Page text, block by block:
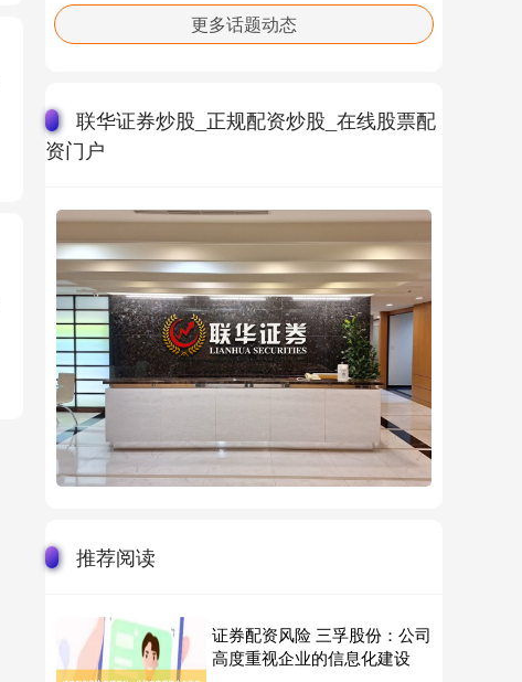
更多话题动态
联华证券炒股_正规配资炒股_在线股票配
资门户
推荐阅读
证券配资风险 三孚股份：公司
高度重视企业的信息化建设